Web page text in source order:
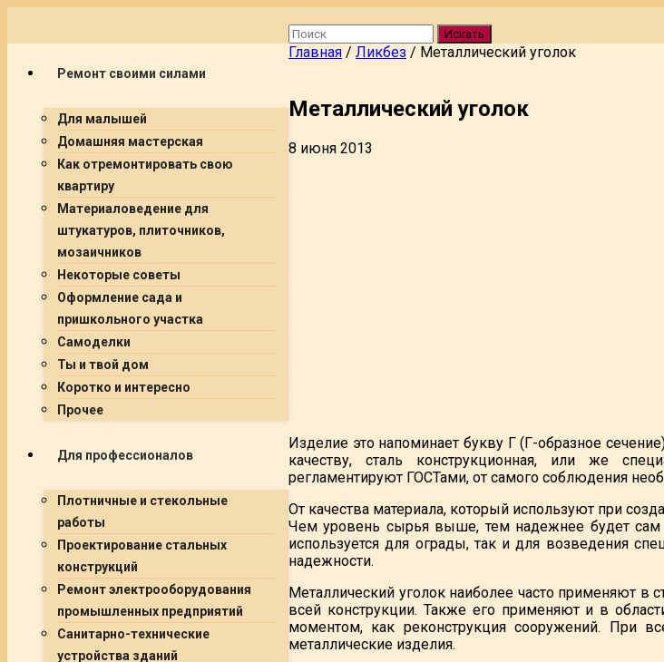
Ремонт своими силами
Для малышей
Домашняя мастерская
Как отремонтировать свою
квартиру
Материаловедение для
штукатуров, плиточников,
мозаичников
Некоторые советы
Оформление сада и
пришкольного участка
Самоделки
Ты и твой дом
Коротко и интересно
Прочее
Для профессионалов
Плотничные и стекольные
работы
Проектирование стальных
конструкций
Ремонт электрооборудования
промышленных предприятий
Санитарно-технические
устройства зданий
Искать
Главная / Ликбез / Металлический уголок
Металлический уголок
8 июня 2013
Изделие это напоминает букву Г (Г-образное
качеству, сталь конструкционная, или же
регламентируют ГОСТами, от самого соблюдения
От качества материала, который используют при
Чем уровень сырья выше, тем надежнее будет сам
используется для ограды, так и для возведения
надежности.
Металлический уголок наиболее часто применяют в
всей конструкции. Также его применяют и в
моментом, как реконструкция сооружений. При
металлические изделия.